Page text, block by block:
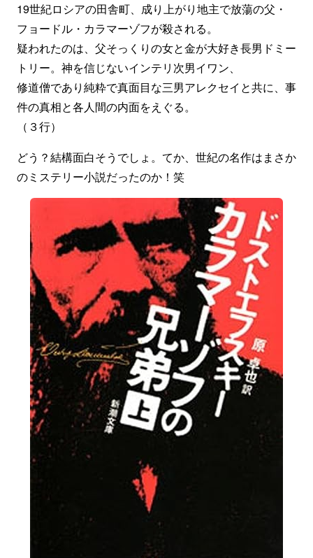
19世紀ロシアの田舎町、成り上がり地主で放蕩の父・
フョードル・カラマーゾフが殺される。
疑われたのは、父そっくりの女と金が大好き長男ドミー
トリー。神を信じないインテリ次男イワン、
修道僧であり純粋で真面目な三男アレクセイと共に、事
件の真相と各人間の内面をえぐる。
（３行）
どう？結構面白そうでしょ。てか、世紀の名作はまさか
のミステリー小説だったのか！笑